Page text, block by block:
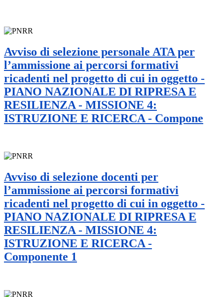
Avviso di selezione personale ATA per
l’ammissione ai percorsi formativi
ricadenti nel progetto di cui in oggetto -
PIANO NAZIONALE DI RIPRESA E
RESILIENZA - MISSIONE 4:
ISTRUZIONE E RICERCA - Compone
Avviso di selezione docenti per
l’ammissione ai percorsi formativi
ricadenti nel progetto di cui in oggetto -
PIANO NAZIONALE DI RIPRESA E
RESILIENZA - MISSIONE 4:
ISTRUZIONE E RICERCA -
Componente 1